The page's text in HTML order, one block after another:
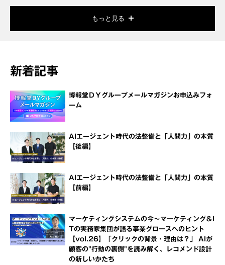
もっと見る
新着記事
博報堂ＤＹグループメールマガジンお申込みフォ
ーム
AIエージェント時代の法整備と「人間力」の本質
【後編】
AIエージェント時代の法整備と「人間力」の本質
【前編】
マーケティングシステムの今～マーケティング＆I
Tの実務家集団が語る事業グロースへのヒント
【vol.26】「クリックの背景・理由は？」 AIが
顧客の"行動の裏側"を読み解く、レコメンド設計
の新しいかたち